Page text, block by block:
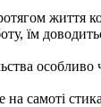
життя
їм
самоті